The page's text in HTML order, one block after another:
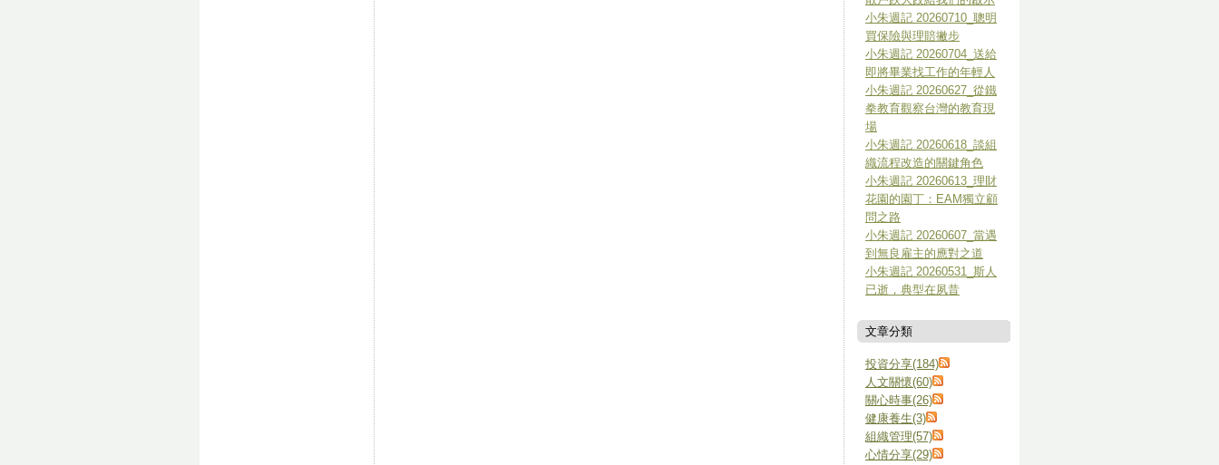
小朱週記 20260710_聰明
買保險與理賠撇步
小朱週記 20260704_送給
即將畢業找工作的年輕人
小朱週記 20260627_從鐵
拳教育觀察台灣的教育現
場
小朱週記 20260618_談組
織流程改造的關鍵角色
小朱週記 20260613_理財
花園的園丁：EAM獨立顧
問之路
小朱週記 20260607_當遇
到無良雇主的應對之道
小朱週記 20260531_斯人
已逝，典型在夙昔
文章分類
投資分享(184)
人文關懷(60)
關心時事(26)
健康養生(3)
組織管理(57)
心情分享(29)